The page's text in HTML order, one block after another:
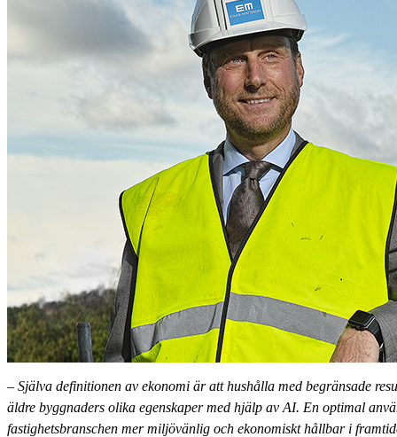
– Själva definitionen av ekonomi är att hushålla med begränsade
äldre byggnaders olika egenskaper med hjälp av AI. En optimal
fastighetsbranschen mer miljövänlig och ekonomiskt hållbar i